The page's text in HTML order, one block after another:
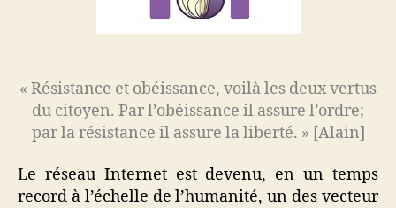
« Résistance et obéissance, voilà les deux vertus
du citoyen. Par l’obéissance il assure l’ordre;
par la résistance il assure la liberté. » [Alain]
Le réseau Internet est devenu, en un temps
record à l’échelle de l’humanité, un des vecteur